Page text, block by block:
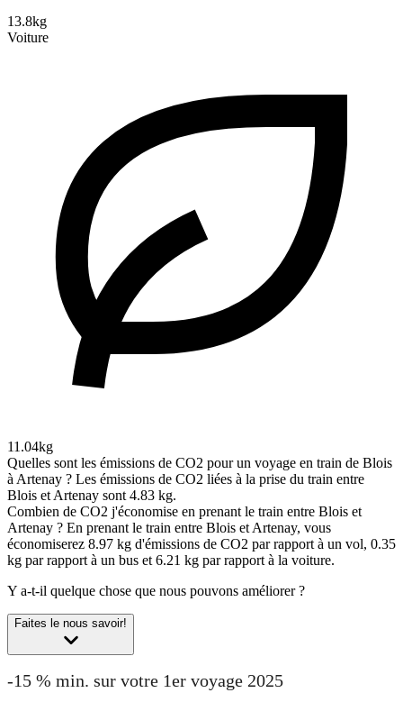
13.8kg
Voiture
11.04kg
Quelles sont les émissions de CO2 pour un voyage en train de Blois
à Artenay ? Les émissions de CO2 liées à la prise du train entre
Blois et Artenay sont 4.83 kg.
Combien de CO2 j'économise en prenant le train entre Blois et
Artenay ? En prenant le train entre Blois et Artenay, vous
économiserez 8.97 kg d'émissions de CO2 par rapport à un vol, 0.35
kg par rapport à un bus et 6.21 kg par rapport à la voiture.
Y a-t-il quelque chose que nous pouvons améliorer ?
Faites le nous savoir!
-15 % min. sur votre 1er voyage 2025